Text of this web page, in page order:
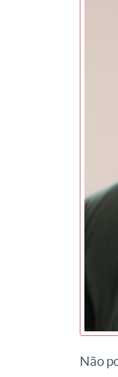
Não